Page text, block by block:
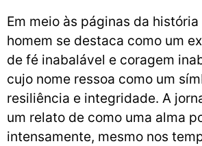
Em meio às páginas da
homem se destaca como um
de fé inabalável e coragem
cujo nome ressoa como um
resiliência e integridade. A
um relato de como uma alma
intensamente, mesmo nos